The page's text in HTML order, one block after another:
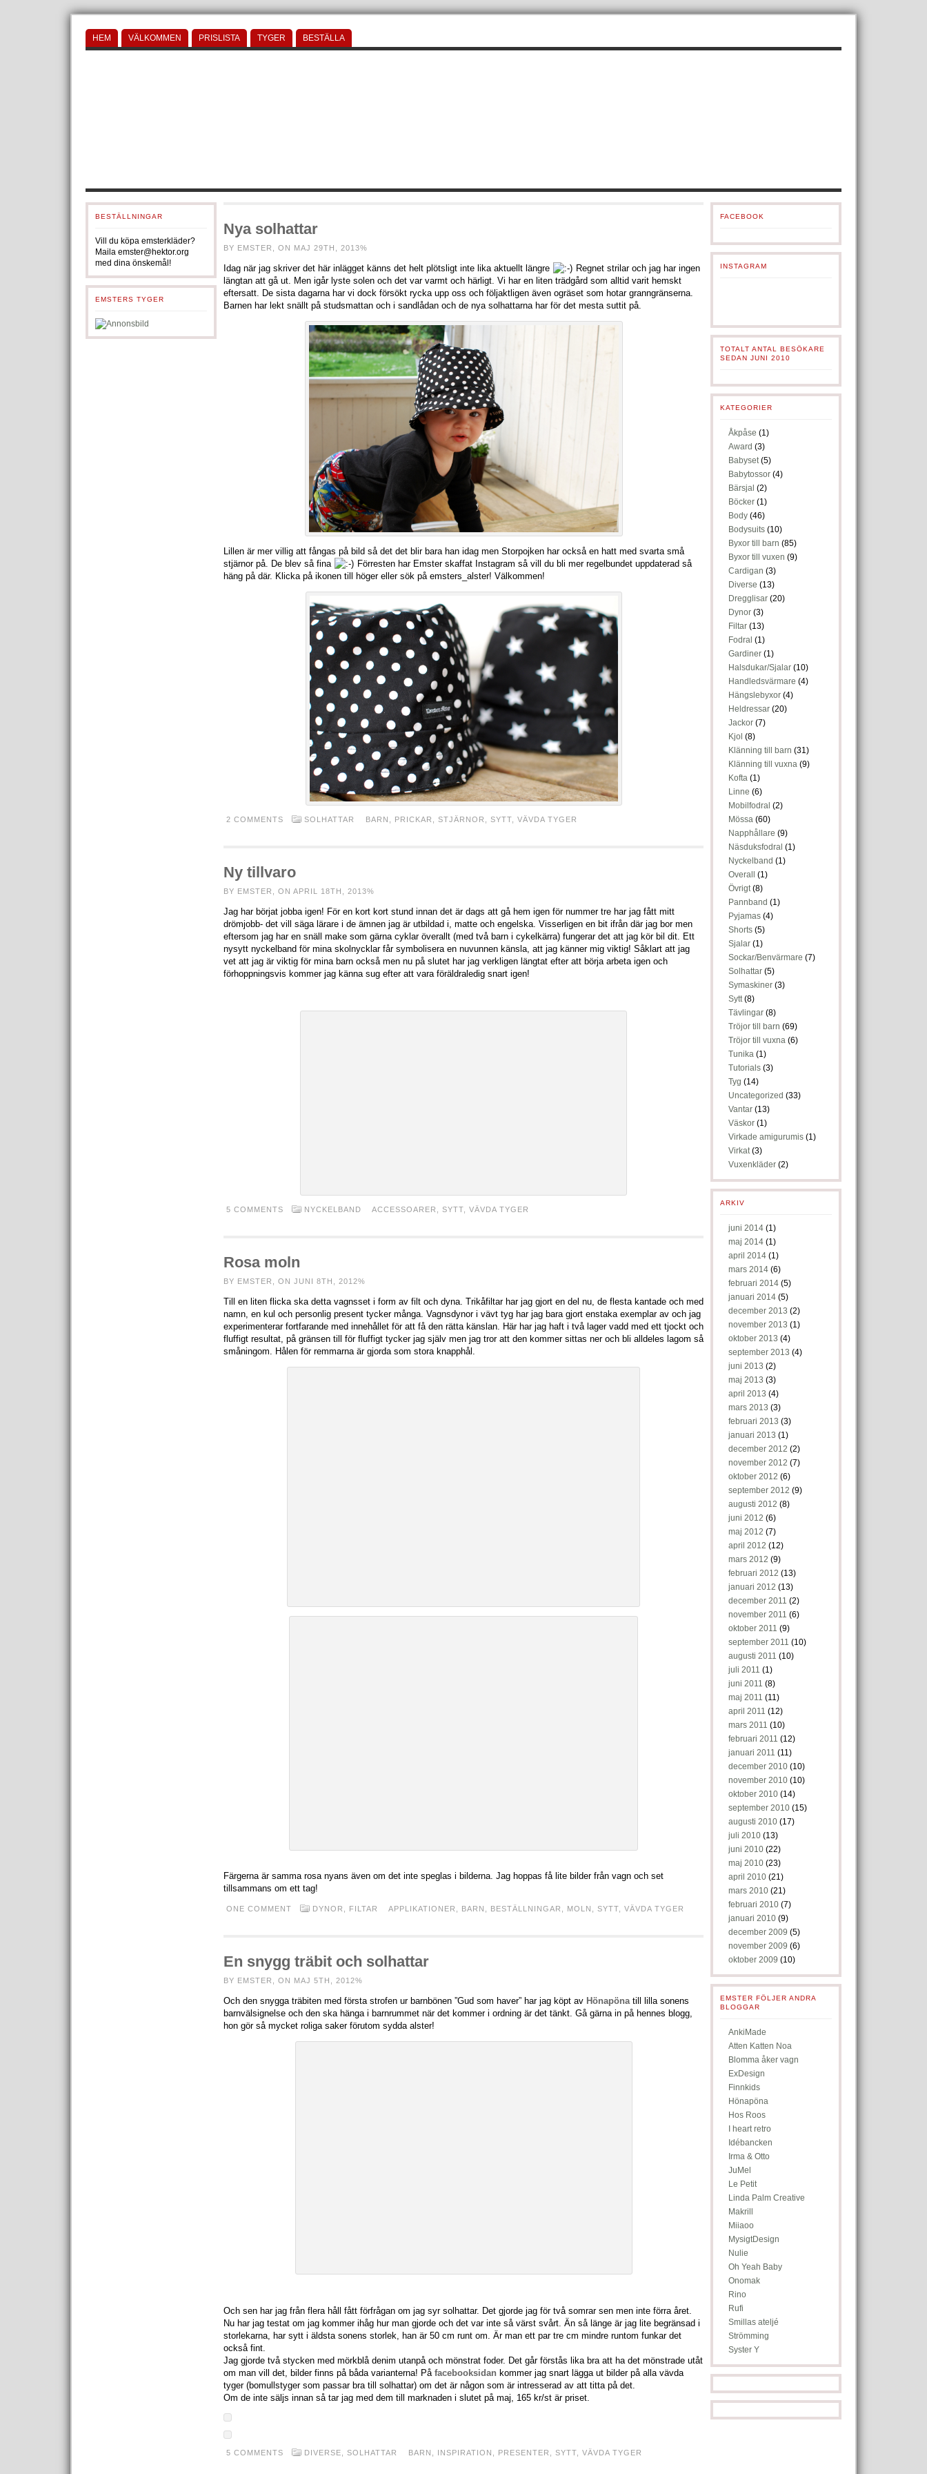
HEM VÄLKOMMEN PRISLISTA TYGER BESTÄLLA
BESTÄLLNINGAR
Vill du köpa emsterkläder?
Maila emster@hektor.org
med dina önskemål!
EMSTERS TYGER
Nya solhattar
BY EMSTER, ON MAJ 29TH, 2013%
Idag när jag skriver det här inlägget känns det helt plötsligt inte lika aktuellt längre
Regnet strilar och jag har ingen
längtan att gå ut. Men igår lyste solen och det var varmt och härligt. Vi har en liten trädgård som alltid varit hemskt
eftersatt. De sista dagarna har vi dock försökt rycka upp oss och följaktligen även ogräset som hotar granngränserna.
Barnen har lekt snällt på studsmattan och i sandlådan och de nya solhattarna har för det mesta suttit på.
Lillen är mer villig att fångas på bild så det det blir bara han idag men Storpojken har också en hatt med svarta små
stjärnor på. De blev så fina
Förresten har Emster skaffat Instagram så vill du bli mer regelbundet uppdaterad så
häng på där. Klicka på ikonen till höger eller sök på emsters_alster! Välkommen!
2 COMMENTS SOLHATTAR BARN PRICKAR STJÄRNOR SYTT VÄVDA TYGER
Ny tillvaro
BY EMSTER, ON APRIL 18TH, 2013%
Jag har börjat jobba igen! För en kort kort stund innan det är dags att gå hem igen för nummer tre har jag fått mitt
drömjobb- det vill säga lärare i de ämnen jag är utbildad i, matte och engelska. Visserligen en bit ifrån där jag bor men
eftersom jag har en snäll make som gärna cyklar överallt (med två barn i cykelkärra) fungerar det att jag kör bil dit. Ett
nysytt nyckelband för mina skolnycklar får symbolisera en nuvunnen känsla, att jag känner mig viktig! Såklart att jag
vet att jag är viktig för mina barn också men nu på slutet har jag verkligen längtat efter att börja arbeta igen och
förhoppningsvis kommer jag känna sug efter att vara föräldraledig snart igen!
5 COMMENTS NYCKELBAND ACCESSOARER SYTT VÄVDA TYGER
Rosa moln
BY EMSTER, ON JUNI 8TH, 2012%
Till en liten flicka ska detta vagnsset i form av filt och dyna. Trikåfiltar har jag gjort en del nu, de flesta kantade och med
namn, en kul och personlig present tycker många. Vagnsdynor i vävt tyg har jag bara gjort enstaka exemplar av och jag
experimenterar fortfarande med innehållet för att få den rätta känslan. Här har jag haft i två lager vadd med ett tjockt och
fluffigt resultat, på gränsen till för fluffigt tycker jag själv men jag tror att den kommer sittas ner och bli alldeles lagom så
småningom. Hålen för remmarna är gjorda som stora knapphål.
Färgerna är samma rosa nyans även om det inte speglas i bilderna. Jag hoppas få lite bilder från vagn och set
tillsammans om ett tag!
ONE COMMENT DYNOR FILTAR APPLIKATIONER BARN BESTÄLLNINGAR MOLN SYTT VÄVDA TYGER
En snygg träbit och solhattar
BY EMSTER, ON MAJ 5TH, 2012%
Och den snygga träbiten med första strofen ur barnbönen ”Gud som haver” har jag köpt av Hönapönatill lilla sonens
barnvälsignelse och den ska hänga i barnrummet när det kommer i ordning är det tänkt. Gå gärna in på hennes blogg,
hon gör så mycket roliga saker förutom sydda alster!
Och sen har jag från flera håll fått förfrågan om jag syr solhattar. Det gjorde jag för två somrar sen men inte förra året.
Nu har jag testat om jag kommer ihåg hur man gjorde och det var inte så värst svårt. Än så länge är jag lite begränsad i
storlekarna, har sytt i äldsta sonens storlek, han är 50 cm runt om. Är man ett par tre cm mindre runtom funkar det
också fint.
Jag gjorde två stycken med mörkblå denim utanpå och mönstrat foder. Det går förstås lika bra att ha det mönstrade utåt
om man vill det, bilder finns på båda varianterna! På facebooksidan kommer jag snart lägga ut bilder på alla vävda
tyger (bomullstyger som passar bra till solhattar) om det är någon som är intresserad av att titta på det.
Om de inte säljs innan så tar jag med dem till marknaden i slutet på maj, 165 kr/st är priset.
5 COMMENTS DIVERSE SOLHATTAR BARN INSPIRATION PRESENTER SYTT VÄVDA TYGER
FACEBOOK
INSTAGRAM
TOTALT ANTAL BESÖKARE
SEDAN JUNI 2010
KATEGORIER
Åkpåse (1)
Award (3)
Babyset(5)
Babytossor (4)
Bärsjal (2)
Böcker (1)
Body (46)
Bodysuits (10)
Byxor till barn (85)
Byxor till vuxen (9)
Cardigan (3)
Diverse (13)
Dregglisar (20)
Dynor (3)
Filtar (13)
Fodral (1)
Gardiner (1)
Halsdukar/Sjalar (10)
Handledsvärmare (4)
Hängslebyxor (4)
Heldressar (20)
Jackor (7)
Kjol (8)
Klänning till barn (31)
Klänning till vuxna (9)
Kofta (1)
Linne (6)
Mobilfodral (2)
Mössa (60)
Napphållare (9)
Näsduksfodral (1)
Nyckelband (1)
Overall
(1)
Övrigt(8)
Pannband (1)
Pyjamas (4)
Shorts (5)
Sjalar (1)
Sockar/Benvärmare (7)
Solhattar (5)
Symaskiner (3)
Sytt(8)
Tävlingar (8)
Tröjor till barn (69)
Tröjor till vuxna (6)
Tunika (1)
Tutorials (3)
Tyg (14)
Uncategorized (33)
Vantar (13)
Väskor (1)
Virkade amigurumis (1)
Virkat(3)
Vuxenkläder (2)
ARKIV
juni 2014 (1)
maj 2014 (1)
april 2014 (1)
mars 2014 (6)
februari 2014 (5)
januari 2014 (5)
december 2013 (2)
november 2013 (1)
oktober 2013 (4)
september 2013 (4)
juni 2013 (2)
maj 2013 (3)
april 2013 (4)
mars 2013 (3)
februari 2013 (3)
januari 2013 (1)
december 2012 (2)
november 2012 (7)
oktober 2012 (6)
september 2012 (9)
augusti 2012 (8)
juni 2012 (6)
maj 2012 (7)
april 2012 (12)
mars 2012 (9)
februari 2012 (13)
januari 2012 (13)
december 2011 (2)
november 2011 (6)
oktober 2011 (9)
september 2011 (10)
augusti 2011 (10)
juli 2011 (1)
juni 2011 (8)
maj 2011 (11)
april 2011 (12)
mars 2011 (10)
februari 2011 (12)
januari 2011 (11)
december 2010 (10)
november 2010 (10)
oktober 2010 (14)
september 2010 (15)
augusti 2010 (17)
juli 2010 (13)
juni 2010 (22)
maj 2010 (23)
april 2010 (21)
mars 2010 (21)
februari 2010 (7)
januari 2010 (9)
december 2009 (5)
november 2009 (6)
oktober 2009 (10)
EMSTER FÖLJER ANDRA
BLOGGAR
AnkiMade
Atten Katten Noa
Blomma åker vagn
ExDesign
Finnkids
Hönapöna
Hos Roos
I heart retro
Idébancken
Irma & Otto
JuMel
Le Petit
Linda Palm Creative
Makrill
Miiaoo
MysigtDesign
Nulie
Oh Yeah Baby
Onomak
Rino
Rufi
Smillas ateljé
Strömming
Syster Y